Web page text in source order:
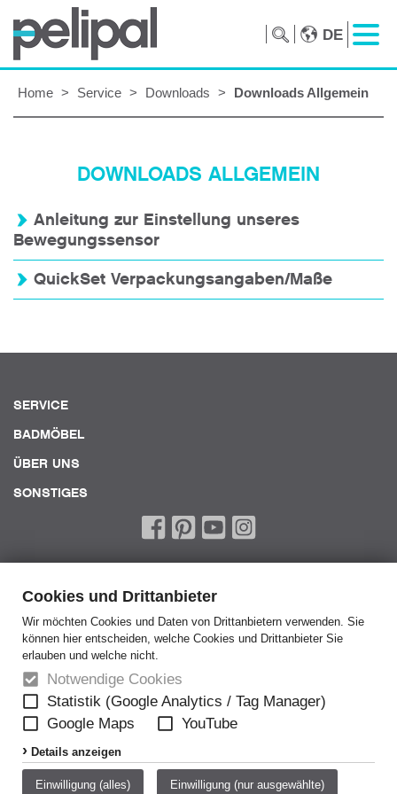
Cookies und Drittanbieter
Wir möchten Cookies und Daten von Drittanbietern verwenden. Sie
können hier entscheiden, welche Cookies und Drittanbieter Sie
erlauben und welche nicht.
Notwendige Cookies
Statistik (Google Analytics / Tag Manager)
Google Maps
YouTube
Details anzeigen
Einwilligung (alles) Einwilligung (nur ausgewählte)
DE
Home > Service > Downloads > Downloads Allgemein
DOWNLOADS ALLGEMEIN
Anleitung zur Einstellung unseres
Bewegungssensor
QuickSet Verpackungsangaben/Maße
SERVICE
BADMÖBEL
ÜBER UNS
SONSTIGES
Home
AEB
Datenschutz
Impressum